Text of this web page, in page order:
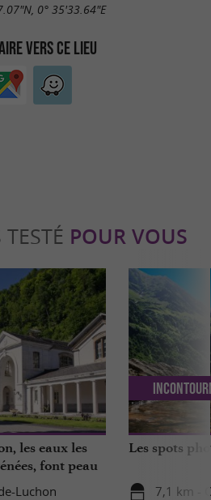
0° 35'33.64"E
VERS CE LIEU
POUR VOUS
les eaux les
font peau
Luchon
Les spots
7,1 km -